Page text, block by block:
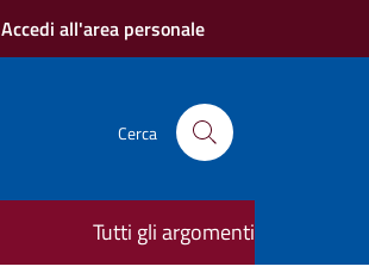
Accedi all'area personale
Cerca
Tutti gli argomenti